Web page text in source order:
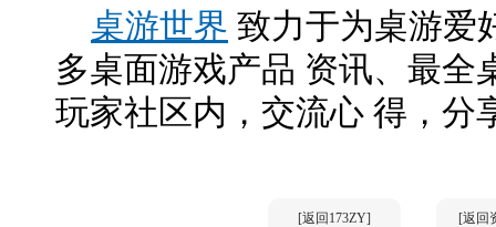
桌游世界 致力于为桌游爱
多桌面游戏产品 资讯、最全
玩家社区内，交流心 得，分
[返回173ZY] [返回